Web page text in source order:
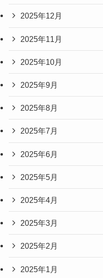
2025年12月
2025年11月
2025年10月
2025年9月
2025年8月
2025年7月
2025年6月
2025年5月
2025年4月
2025年3月
2025年2月
2025年1月